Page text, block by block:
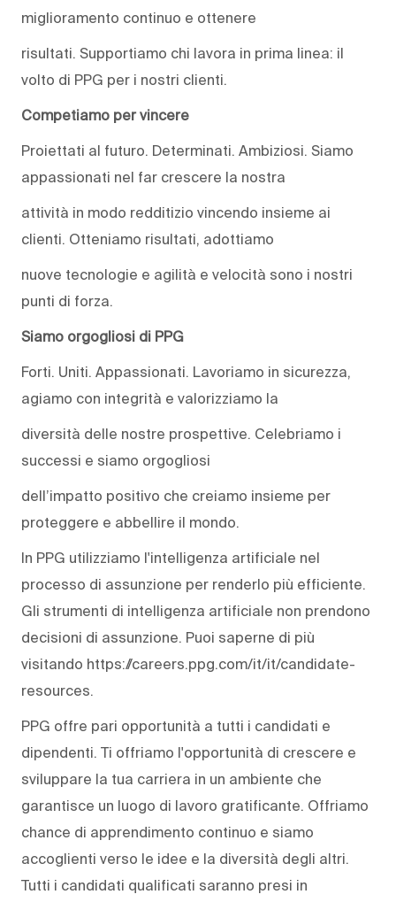
miglioramento continuo e ottenere
risultati. Supportiamo chi lavora in prima linea: il
volto di PPG per i nostri clienti.
Competiamo per vincere
Proiettati al futuro. Determinati. Ambiziosi. Siamo
appassionati nel far crescere la nostra
attività in modo redditizio vincendo insieme ai
clienti. Otteniamo risultati, adottiamo
nuove tecnologie e agilità e velocità sono i nostri
punti di forza.
Siamo orgogliosi di PPG
Forti. Uniti. Appassionati. Lavoriamo in sicurezza,
agiamo con integrità e valorizziamo la
diversità delle nostre prospettive. Celebriamo i
successi e siamo orgogliosi
dell’impatto positivo che creiamo insieme per
proteggere e abbellire il mondo.
In PPG utilizziamo l'intelligenza artificiale nel
processo di assunzione per renderlo più efficiente.
Gli strumenti di intelligenza artificiale non prendono
decisioni di assunzione. Puoi saperne di più
visitando https://careers.ppg.com/it/it/candidate-
resources.
PPG offre pari opportunità a tutti i candidati e
dipendenti. Ti offriamo l'opportunità di crescere e
sviluppare la tua carriera in un ambiente che
garantisce un luogo di lavoro gratificante. Offriamo
chance di apprendimento continuo e siamo
accoglienti verso le idee e la diversità degli altri.
Tutti i candidati qualificati saranno presi in